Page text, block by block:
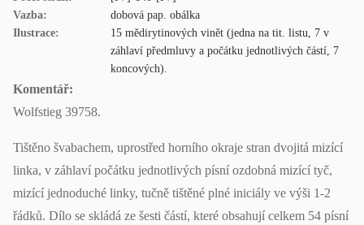
Vazba:
dobová pap. obálka
Ilustrace:
15 mědirytinových vinět (jedna na tit. listu, 7 v
záhlaví předmluvy a počátku jednotlivých částí, 7
koncových).
Komentář:
Wolfstieg 39758.
Tištěno švabachem, uprostřed horního okraje stran dvojitá mizící
linka, v záhlaví počátku jednotlivých písní ozdobná mizící tyč,
mizící jednoduché linky, tučně tištěné plné iniciály ve výši 1-2
řádků. Dílo se skládá ze šesti částí, které obsahují celkem 54 písní